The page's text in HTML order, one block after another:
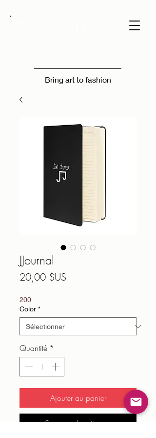
Bring art to fashion
JJournal
20,00 $US
200
Color *
Quantité *
Ajouter au panier
Commander et payer